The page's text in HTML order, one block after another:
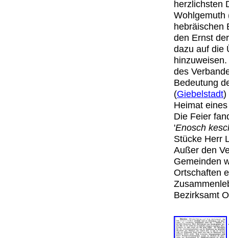
herzlichsten
Wohlgemuth
hebräischen
den Ernst
dazu auf die
des
Bedeutung
(Giebelstadt)
Heimat
Die Feier
'Enosch
Stücke Herr
Außer den
Gemeinden
Ortschaften
Bezirksamt